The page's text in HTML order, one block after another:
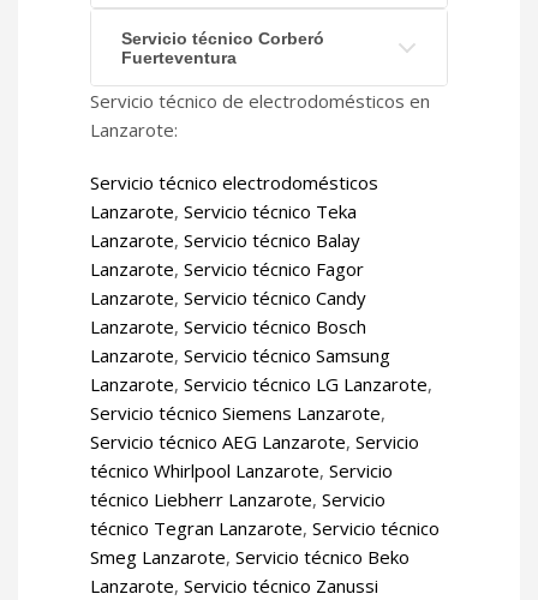
Servicio técnico Corberó
Fuerteventura
Servicio técnico de electrodomésticos en
Lanzarote:
Servicio técnico electrodomésticos
Lanzarote, Servicio técnico Teka
Lanzarote, Servicio técnico Balay
Lanzarote, Servicio técnico Fagor
Lanzarote, Servicio técnico Candy
Lanzarote, Servicio técnico Bosch
Lanzarote, Servicio técnico Samsung
Lanzarote, Servicio técnico LG Lanzarote,
Servicio técnico Siemens Lanzarote,
Servicio técnico AEG Lanzarote, Servicio
técnico Whirlpool Lanzarote, Servicio
técnico Liebherr Lanzarote, Servicio
técnico Tegran Lanzarote, Servicio técnico
Smeg Lanzarote, Servicio técnico Beko
Lanzarote, Servicio técnico Zanussi